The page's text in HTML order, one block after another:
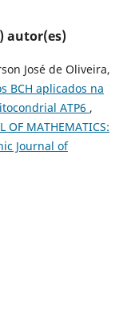
autor(es)
José de Oliveira,
BCH aplicados na
ATP6 ,
OF MATHEMATICS:
Journal of